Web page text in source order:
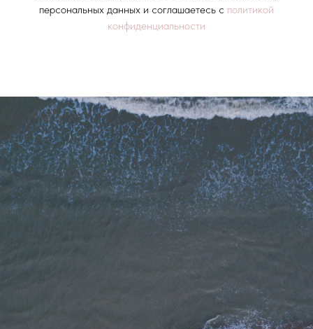
персональных данных и соглашаетесь c политикой
конфиденциальности